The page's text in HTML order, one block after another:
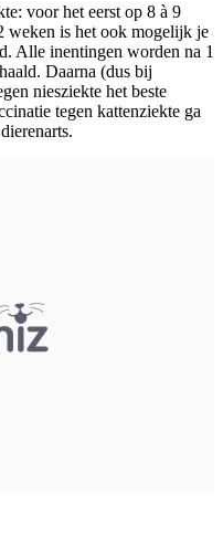
voor het eerst op 8 à 9
weken is het ook mogelijk je
Alle inentingen worden na 1
Daarna (dus bij
niesziekte het beste
tegen kattenziekte ga